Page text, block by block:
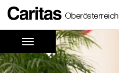
Oberösterreich